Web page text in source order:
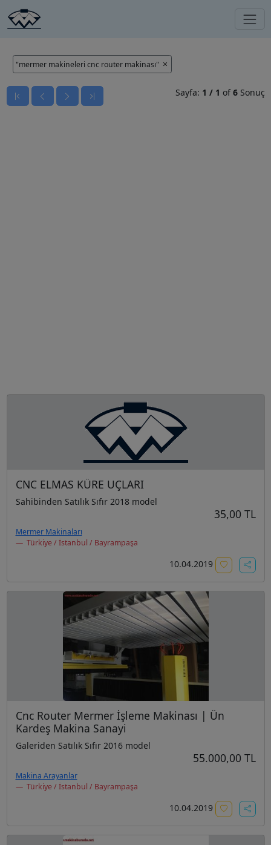
"mermer makineleri cnc router makinası"
Sayfa: 1 / 1 of6Sonuç
CNC ELMAS KÜRE UÇLARI
Sahibinden Satılık Sıfır 2018 model
35,00 TL
Mermer Makinaları
Türkiye / İstanbul / Bayrampaşa
10.04.2019
Cnc Router Mermer İşleme Makinası | Ün
Kardeş Makina Sanayi
Galeriden Satılık Sıfır 2016 model
55.000,00 TL
Makina Arayanlar
Türkiye / İstanbul / Bayrampaşa
10.04.2019